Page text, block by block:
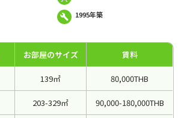
1995年築
お部屋のサイズ 賃料
139㎡ 80,000THB
203-329㎡ 90,000-180,000THB